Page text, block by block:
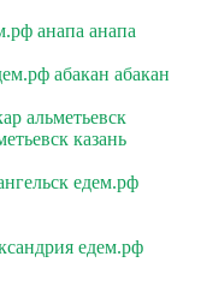
анапа анапа
абакан абакан
альметьевск
казань
едем.рф
едем.рф